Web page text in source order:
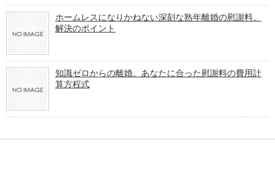
ホームレスになりかねない深刻な熟年離婚の慰謝料。
解決のポイント
知識ゼロからの離婚。あなたに合った慰謝料の費用計
算方程式